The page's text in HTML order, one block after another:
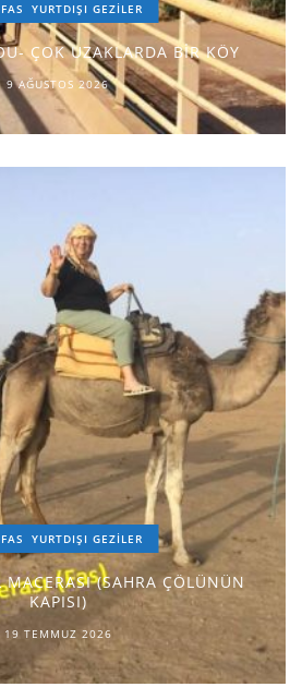
FAS YURTDIŞI GEZILER
ÇOK UZAKLARDA BİR KÖY
9 AĞUSTOS 2026
FAS YURTDIŞI GEZILER
MACERASI (SAHRA ÇÖLÜNÜN
KAPISI)
19 TEMMUZ 2026